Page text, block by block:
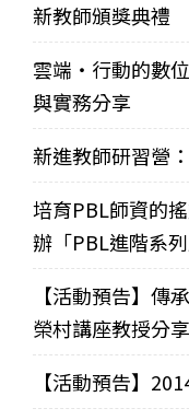
新教師頒獎典禮
雲端‧行動的數
與實務分享
新進教師研習營
培育PBL師資的
辦「PBL進階系列
【活動預告】傳
榮村講座教授分
【活動預告】